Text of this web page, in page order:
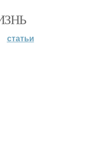
статьи